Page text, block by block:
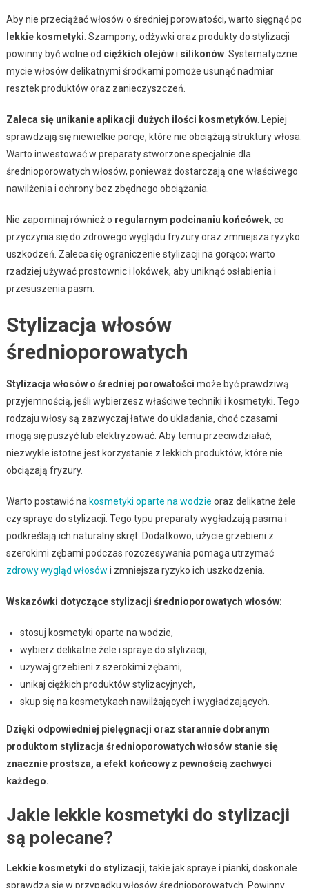
Aby nie przeciążać włosów o średniej porowatości, warto sięgnąć po
lekkie kosmetyki . Szampony, odżywki oraz produkty do stylizacji
powinny być wolne od ciężkich olejówi silikonów. Systematyczne
mycie włosów delikatnymi środkami pomoże usunąć nadmiar
resztek produktów oraz zanieczyszczeń.
Zaleca się unikanie aplikacji dużych ilości kosmetyków. Lepiej
sprawdzają się niewielkie porcje, które nie obciążają struktury włosa.
Warto inwestować w preparaty stworzone specjalnie dla
średnioporowatych włosów, ponieważ dostarczają one właściwego
nawilżenia i ochrony bez zbędnego obciążania.
Nie zapominaj również o regularnym podcinaniu końcówek, co
przyczynia się do zdrowego wyglądu fryzury oraz zmniejsza ryzyko
uszkodzeń. Zaleca się ograniczenie stylizacji na gorąco; warto
rzadziej używać prostownic i lokówek, aby uniknąć osłabienia i
przesuszenia pasm.
Stylizacja włosów
średnioporowatych
Stylizacja włosów o średniej porowatości może być prawdziwą
przyjemnością, jeśli wybierzesz właściwe techniki i kosmetyki. Tego
rodzaju włosy są zazwyczaj łatwe do układania, choć czasami
mogą się puszyć lub elektryzować. Aby temu przeciwdziałać,
niezwykle istotne jest korzystanie z lekkich produktów, które nie
obciążają fryzury.
Warto postawić na kosmetyki oparte na wodzie oraz delikatne żele
czy spraye do stylizacji. Tego typu preparaty wygładzają pasma i
podkreślają ich naturalny skręt. Dodatkowo, użycie grzebieni z
szerokimi zębami podczas rozczesywania pomaga utrzymać
zdrowy wygląd włosów i zmniejsza ryzyko ich uszkodzenia.
Wskazówki dotyczące stylizacji średnioporowatych włosów:
stosuj kosmetyki oparte na wodzie,
wybierz delikatne żele i spraye do stylizacji,
używaj grzebieni z szerokimi zębami,
unikaj ciężkich produktów stylizacyjnych,
skup się na kosmetykach nawilżających i wygładzających.
Dzięki odpowiedniej pielęgnacji oraz starannie dobranym
produktom stylizacja średnioporowatych włosów stanie się
znacznie prostsza, a efekt końcowy z pewnością zachwyci
każdego.
Jakie lekkie kosmetyki do stylizacji
są polecane?
Lekkie kosmetyki do stylizacji, takie jak spraye i pianki, doskonale
sprawdzą się w przypadku włosów średnioporowatych. Powinny